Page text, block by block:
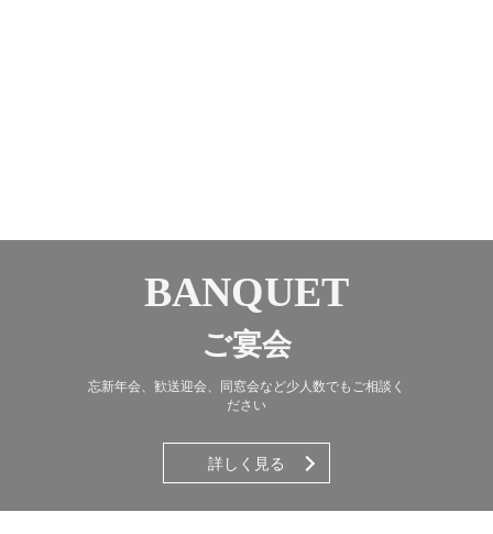
BANQUET
ご宴会
忘新年会、歓送迎会、同窓会など少人数でもご相談く
ださい
詳しく見る